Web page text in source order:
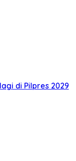
di Pilpres 2029